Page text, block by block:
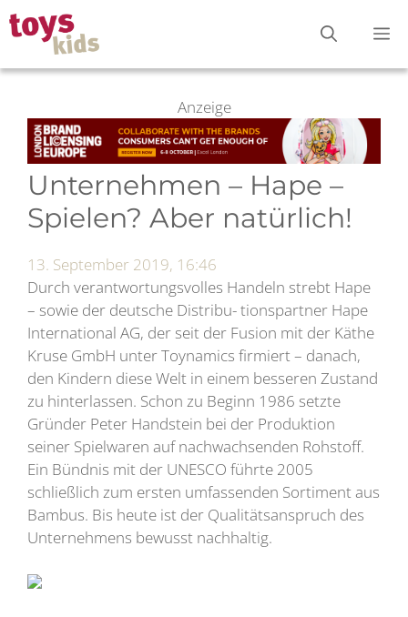
Zum
Inhalt
springen
Anzeige
Unternehmen – Hape –
Spielen? Aber natürlich!
13. September 2019, 16:46
Durch verantwortungsvolles Handeln strebt Hape
– sowie der deutsche Distribu- tionspartner Hape
International AG, der seit der Fusion mit der Käthe
Kruse GmbH unter Toynamics firmiert – danach,
den Kindern diese Welt in einem besseren Zustand
zu hinterlassen. Schon zu Beginn 1986 setzte
Gründer Peter Handstein bei der Produktion
seiner Spielwaren auf nachwachsenden Rohstoff.
Ein Bündnis mit der UNESCO führte 2005
schließlich zum ersten umfassenden Sortiment aus
Bambus. Bis heute ist der Qualitätsanspruch des
Unternehmens bewusst nachhaltig.